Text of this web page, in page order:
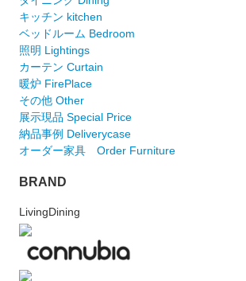
キッチン kitchen
ベッドルーム Bedroom
照明 Lightings
カーテン Curtain
暖炉 FirePlace
その他 Other
展示現品 Special Price
納品事例 Deliverycase
オーダー家具 Order Furniture
BRAND
LivingDining